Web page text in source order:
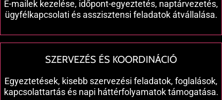
E-mailek kezelése, időpont-egyeztetés, naptárvezetés,
ügyfélkapcsolati és asszisztensi feladatok átvállalása.
SZERVEZÉS ÉS KOORDINÁCIÓ
Egyeztetések, kisebb szervezési feladatok, foglalások,
kapcsolattartás és napi háttérfolyamatok támogatása.